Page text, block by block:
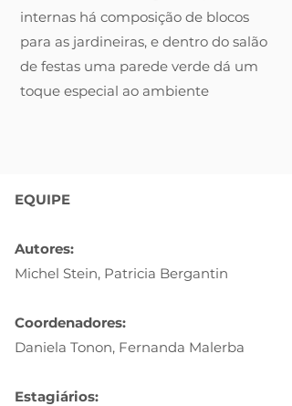
internas há composição de blocos
para as jardineiras, e dentro do salão
de festas uma parede verde dá um
toque especial ao ambiente
EQUIPE
Autores:
Michel Stein, Patricia Bergantin
Coordenadores:
Daniela Tonon, Fernanda Malerba
Estagiários: